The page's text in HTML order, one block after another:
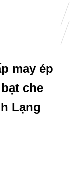
may ép
che
Lạng